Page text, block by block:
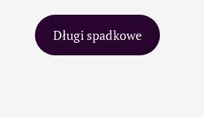
Długi spadkowe